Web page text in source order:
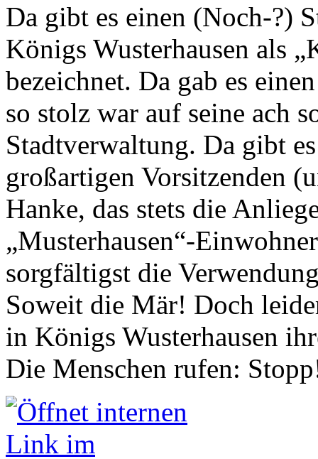
Da gibt es einen (Noch-?)
Königs Wusterhausen als
bezeichnet. Da gab es
so stolz war auf seine ach
Stadtverwaltung. Da gibt
großartigen Vorsitzenden
Hanke, das stets die
„Musterhausen“-
sorgfältigst die
Soweit die Mär! Doch
in Königs Wusterhausen
Die Menschen rufen: